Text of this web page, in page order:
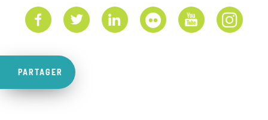
PARTAGER